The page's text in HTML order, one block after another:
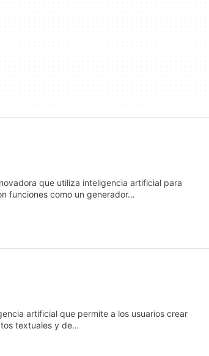
que utiliza inteligencia artificial para
funciones como un generador…
artificial que permite a los usuarios crear
textuales y de…